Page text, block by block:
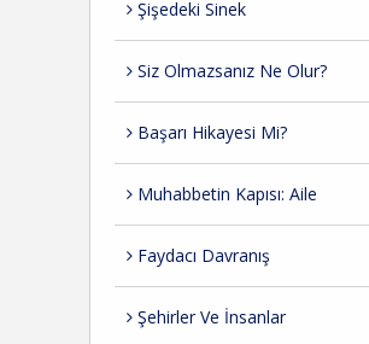
Şişedeki Sinek
Siz Olmazsanız Ne Olur?
Başarı Hikayesi Mi?
Muhabbetin Kapısı: Aile
Faydacı Davranış
Şehirler Ve İnsanlar